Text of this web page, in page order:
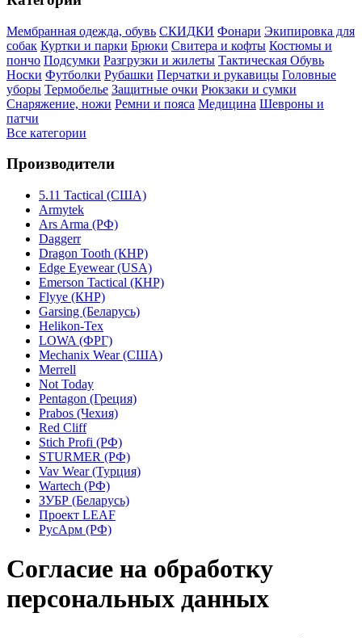
Мембранная одежда, обувь СКИДКИ Фонари Экипировка для
собак Куртки и парки Брюки Свитера и кофты Костюмы и
пончо Подсумки Разгрузки и жилеты Тактическая Обувь
Носки Футболки Рубашки Перчатки и рукавицы Головные
уборы Термобелье Защитные очки Рюкзаки и сумки
Снаряжение, ножи Ремни и пояса Медицина Шевроны и
патчи
Все категории
Производители
5.11 Tactical (США)
Armytek
Ars Arma (РФ)
Daggerr
Dragon Tooth (КНР)
Edge Eyewear (USA)
Emerson Tactical (КНР)
Flyye (КНР)
Garsing (Беларусь)
Helikon-Tex
LOWA (ФРГ)
Mechanix Wear (США)
Merrell
Not Today
Pentagon (Греция)
Prabos (Чехия)
Red Cliff
Stich Profi (РФ)
STURMER (РФ)
Vav Wear (Турция)
Wartech (РФ)
ЗУБР (Беларусь)
Проект LEAF
РусАрм (РФ)
Согласие на обработку
персональных данных